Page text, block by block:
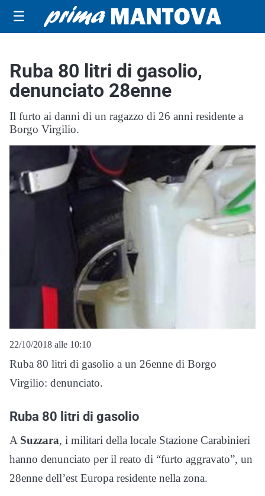
☰
Ruba 80 litri di gasolio,
denunciato 28enne
Il furto ai danni di un ragazzo di 26 anni residente a
Borgo Virgilio.
22/10/2018 alle 10:10
Ruba 80 litri di gasolio a un 26enne di Borgo
Virgilio: denunciato.
Ruba 80 litri di gasolio
A Suzzara, i militari della locale Stazione Carabinieri
hanno denunciato per il reato di “furto aggravato”, un
28enne dell’est Europa residente nella zona.